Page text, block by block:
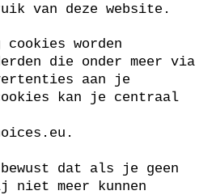
van deze website.
cookies worden
die onder meer via
aan je
kan je centraal
.
dat als je geen
meer kunnen